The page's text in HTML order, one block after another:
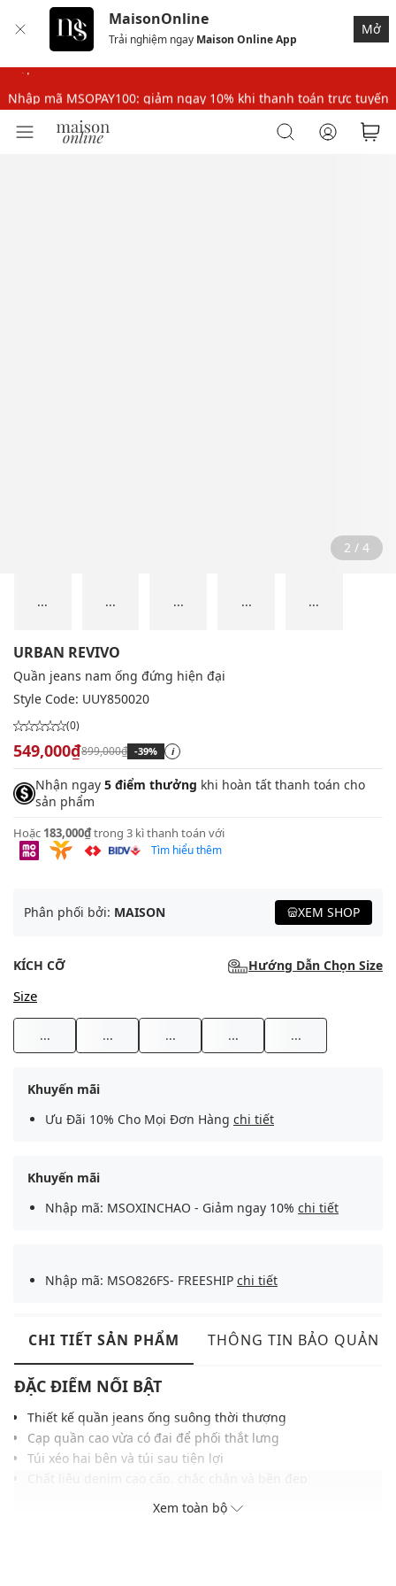
MaisonOnline
Trải nghiệm ngay Maison Online App
Mở
Nhập mã MSOPAY100: giảm ngay 10% khi thanh toán trực tuyến
Nhập mã MSOPAY100: giảm ngay 10% khi thanh toán trực tuyến
Nhập mã: MSOXINCHAO - Giảm 10% đơn đầu cho thành viên mới!
2 / 4
... ... ... ... ...
URBAN REVIVO
Quần jeans nam ống đứng hiện đại
Style Code: UUY850020
(0)
549,000₫899,000₫ -39% i
Nhận ngay 5 điểm thưởng khi hoàn tất thanh toán cho
sản phẩm
Hoặc 183,000₫trong 3 kì thanh toán với
Tìm hiểu thêm
Phân phối bởi: MAISON XEM SHOP
KÍCH CỠ Hướng Dẫn Chọn Size
Size
... ... ... ... ...
Khuyến mãi
Ưu Đãi 10% Cho Mọi Đơn Hàng chi tiết
Khuyến mãi
Nhập mã: MSOXINCHAO - Giảm ngay 10% chi tiết
Nhập mã: MSO826FS- FREESHIP chi tiết
CHI TIẾT SẢN PHẨM THÔNG TIN BẢO QUẢN
ĐẶC ĐIỂM NỔI BẬT
Thiết kế quần jeans ống suông thời thượng
Cạp quần cao vừa có đai để phối thắt lưng
Túi xéo hai bên và túi sau tiện lợi
Dễ phối cùng áo sơ mi, áo thun cho nhiều phong cách khác
Xem toàn bộ